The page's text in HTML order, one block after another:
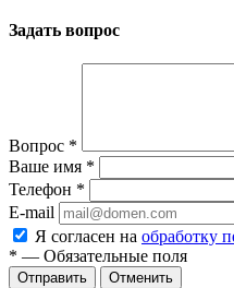
Задать вопрос
Вопрос *
Ваше имя *
Телефон *
E-mail
Я согласен на обработку
* — Обязательные поля
Отменить